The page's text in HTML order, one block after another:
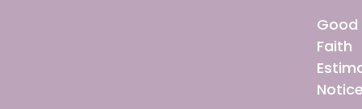
Good
Faith